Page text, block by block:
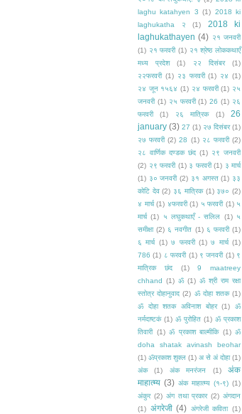
laghu katahyen 3 (1) 2018 ki
laghukatha २
(1)
2018 ki
laghukathayen (4) २१ जनवरी
(1) २१ फरवरी (1) २१ श्रेष्ठ लोककथाएँ
मध्य प्रदेश
(1) २२ दिसंबर
(1)
२२फरवरी (1) २३ फरवरी (1) २४ (1)
२४ जून १५६४ (1) २४ फरवरी (1) २५
जनवरी (1) २५ फरवरी (1) 26 (1) २६
फरवरी
(1) २६ मात्रिक (1)
26
january (3) 27 (1) २७ दिसंबर (1)
२७ फरवरी (2) 28 (1) २८ फरवरी (2)
२८ वार्णिक दण्डक छंद (1) २९ जनवरी
(2) २९ फरवरी (1) ३ फरवरी (1) ३ मार्च
(1) ३० जनवरी (2) ३१ अगस्त (1) ३३
कोटि देव (2) ३६ मात्रिक (1) ३७० (2)
४ मार्च (1) ४फरवरी (1) ५ फरवरी (1) ५
मार्च (1) ५ लघुकथाएँ - सलिल (1) ५
समीक्षा (2) ६ नवगीत (1) ६ फरवरी (1)
६ मार्च (1) ७ फरवरी (1) ७ मार्च (1)
786 (1) ८ फरवरी (1) ९ जनवरी (1) ९
मात्रिक छंद
(1)
9 maatreey
chhand (1) ॐ (1) ॐ श्री राम रक्षा
स्तोत्र दोहानुवाद (2) ॐ दोहा शतक (1)
ॐ दोहा शतक अविनाश बोहर
(1)
ॐ
नर्मदाष्टकं (1) ॐ पुरोहित (1) ॐ प्रकाश
तिवारी (1) ॐ प्रकाश बाल्मीकि (1) ॐ
doha shatak avinash beohar
(1) ॐप्रकाश शुक्ल (1) अ से अं दोहा (1)
अंक
(1) अंक मनरंजन (1)
अंक
माहात्म्य (3) अंक माहात्म्य (१-९) (1)
अंकुर (2) अंग तथा प्रकार (2) अंगदान
(1) अंगरेजी (4) अंगरेजी कविता (1)